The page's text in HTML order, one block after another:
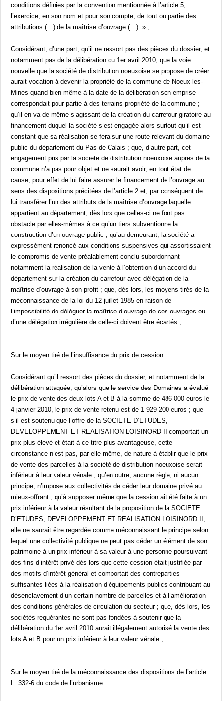
conditions définies par la convention mentionnée à l’article 5,
l’exercice, en son nom et pour son compte, de tout ou partie des
attributions (…) de la maîtrise d’ouvrage (…) » ;
Considérant, d’une part, qu’il ne ressort pas des pièces du dossier, et
notamment pas de la délibération du 1er avril 2010, que la voie
nouvelle que la société de distribution noeuxoise se propose de créer
aurait vocation à devenir la propriété de la commune de Noeux-les-
Mines quand bien même à la date de la délibération son emprise
correspondait pour partie à des terrains propriété de la commune ;
qu’il en va de même s’agissant de la création du carrefour giratoire au
financement duquel la société s’est engagée alors surtout qu’il est
constant que sa réalisation se fera sur une route relevant du domaine
public du département du Pas-de-Calais ; que, d’autre part, cet
engagement pris par la société de distribution noeuxoise auprès de la
commune n’a pas pour objet et ne saurait avoir, en tout état de
cause, pour effet de lui faire assurer le financement de l’ouvrage au
sens des dispositions précitées de l’article 2 et, par conséquent de
lui transférer l’un des attributs de la maîtrise d’ouvrage laquelle
appartient au département, dès lors que celles-ci ne font pas
obstacle par elles-mêmes à ce qu’un tiers subventionne la
construction d’un ouvrage public ; qu’au demeurant, la société a
expressément renoncé aux conditions suspensives qui assortissaient
le compromis de vente préalablement conclu subordonnant
notamment la réalisation de la vente à l’obtention d’un accord du
département sur la création du carrefour avec délégation de la
maîtrise d’ouvrage à son profit ; que, dès lors, les moyens tirés de la
méconnaissance de la loi du 12 juillet 1985 en raison de
l’impossibilité de déléguer la maîtrise d’ouvrage de ces ouvrages ou
d’une délégation irrégulière de celle-ci doivent être écartés ;
Sur le moyen tiré de l’insuffisance du prix de cession :
Considérant qu’il ressort des pièces du dossier, et notamment de la
délibération attaquée, qu’alors que le service des Domaines a évalué
le prix de vente des deux lots A et B à la somme de 486 000 euros le
4 janvier 2010, le prix de vente retenu est de 1 929 200 euros ; que
s’il est soutenu que l’offre de la SOCIETE D’ETUDES,
DEVELOPPEMENT ET REALISATION LOISINORD II comportait un
prix plus élevé et était à ce titre plus avantageuse, cette
circonstance n’est pas, par elle-même, de nature à établir que le prix
de vente des parcelles à la société de distribution noeuxoise serait
inférieur à leur valeur vénale ; qu’en outre, aucune règle, ni aucun
principe, n’impose aux collectivités de céder leur domaine privé au
mieux-offrant ; qu’à supposer même que la cession ait été faite à un
prix inférieur à la valeur résultant de la proposition de la SOCIETE
D’ETUDES, DEVELOPPEMENT ET REALISATION LOISINORD II,
elle ne saurait être regardée comme méconnaissant le principe selon
lequel une collectivité publique ne peut pas céder un élément de son
patrimoine à un prix inférieur à sa valeur à une personne poursuivant
des fins d’intérêt privé dès lors que cette cession était justifiée par
des motifs d’intérêt général et comportait des contreparties
suffisantes liées à la réalisation d’équipements publics contribuant au
désenclavement d’un certain nombre de parcelles et à l’amélioration
des conditions générales de circulation du secteur ; que, dès lors, les
sociétés requérantes ne sont pas fondées à soutenir que la
délibération du 1er avril 2010 aurait illégalement autorisé la vente des
lots A et B pour un prix inférieur à leur valeur vénale ;
Sur le moyen tiré de la méconnaissance des dispositions de l’article
L. 332-6 du code de l’urbanisme :